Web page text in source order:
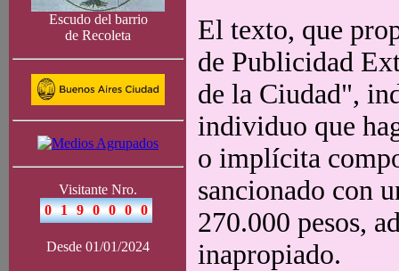
Escudo del barrio
de Recoleta
Visitante Nro.
Desde 01/01/2024
El texto, que
de Publicidad
de la Ciudad",
individuo que
o implícita
sancionado con
270.000 pesos,
inapropiado.